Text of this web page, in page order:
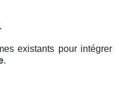
.
existants pour intégrer
.